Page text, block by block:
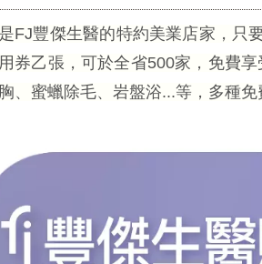
FJ豐傑生醫的特約美業店家，只
券乙張，可於全省500家，免費
、蜜蠟除毛、岩盤浴...等，多種免